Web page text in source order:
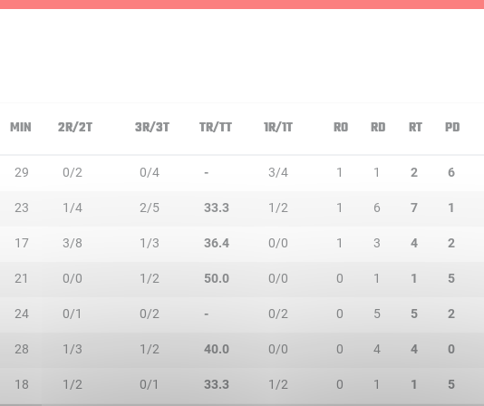
MIN 2R/2T 3R/3T TR/TT 1R/1T RO RD RT PD
29 0/2 0/4 - 3/4 1 1 2 6
23 1/4 2/5 33.3 1/2 1 6 7 1
17 3/8 1/3 36.4 0/0 1 3 4 2
21 0/0 1/2 50.0 0/0 0 1 1 5
24 0/1 0/2 - 0/2 0 5 5 2
28 1/3 1/2 40.0 0/0 0 4 4 0
18 1/2 0/1 33.3 1/2 0 1 1 5